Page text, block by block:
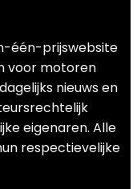
één-prijswebsite
voor motoren
nieuws en
eigenaren. Alle
respectievelijke